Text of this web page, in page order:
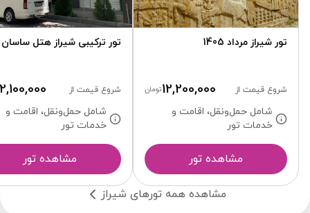
تور شیراز مرداد 1405
شروع قیمت از 12,200,000تومان
شامل حمل‌ونقل، اقامت و
خدمات تور
مشاهده تور
تور ترکیبی شیراز هتل ساسان
شروع قیمت از
شامل حمل‌ونقل، اقامت و
خدمات تور
مشاهده تور
مشاهده همه تورهای شیراز